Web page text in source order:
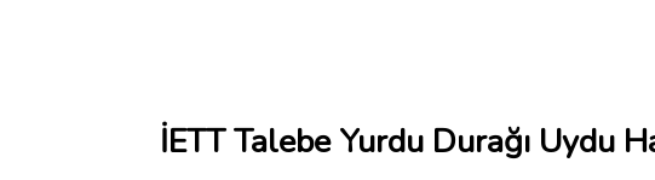
İETT Talebe Yurdu Durağı Uydu